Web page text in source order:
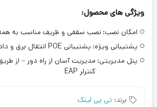
ویژگی های محصول:
امکان نصب: نصب سقفی و ظریف مناسب به
پشتیبانی ویژه: پشتیبانی POE انتقال برق و داده از طریق یک کابل
پنل مدیریتی:
کنترلر EAP
برند: تی پی لینک